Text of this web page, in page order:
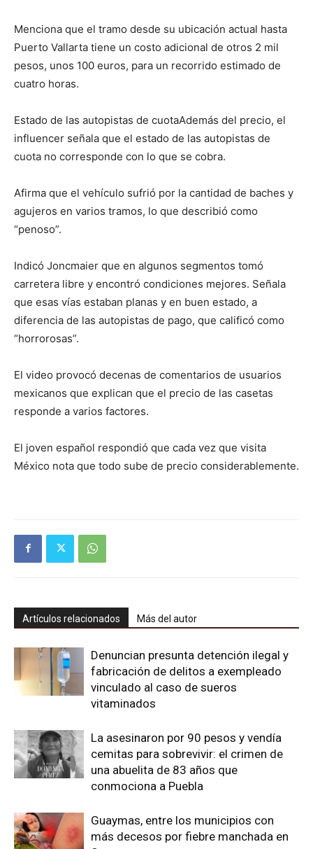
Menciona que el tramo desde su ubicación actual hasta
Puerto Vallarta tiene un costo adicional de otros 2 mil
pesos, unos 100 euros, para un recorrido estimado de
cuatro horas.
Estado de las autopistas de cuotaAdemás del precio, el
influencer señala que el estado de las autopistas de
cuota no corresponde con lo que se cobra.
Afirma que el vehículo sufrió por la cantidad de baches y
agujeros en varios tramos, lo que describió como
“penoso”.
Indicó Joncmaier que en algunos segmentos tomó
carretera libre y encontró condiciones mejores. Señala
que esas vías estaban planas y en buen estado, a
diferencia de las autopistas de pago, que calificó como
“horrorosas”.
El video provocó decenas de comentarios de usuarios
mexicanos que explican que el precio de las casetas
responde a varios factores.
El joven español respondió que cada vez que visita
México nota que todo sube de precio considerablemente.
Artículos relacionados Más del autor
Denuncian presunta detención ilegal y
fabricación de delitos a exempleado
vinculado al caso de sueros
vitaminados
La asesinaron por 90 pesos y vendía
cemitas para sobrevivir: el crimen de
una abuelita de 83 años que
conmociona a Puebla
Guaymas, entre los municipios con
más decesos por fiebre manchada en